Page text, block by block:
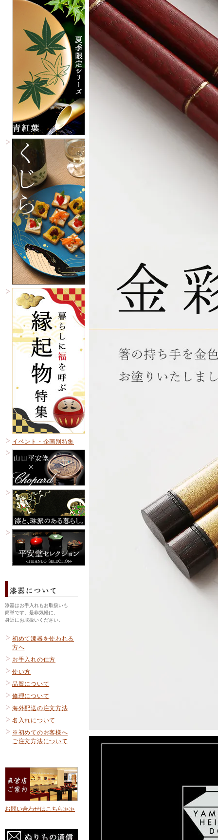
イベント・企画別特集
漆器はお手入れもお取扱いも
簡単です。是非気軽に、
身近にお取扱いください。
初めて漆器を使われる
方へ
お手入れの仕方
使い方
品質について
修理について
海外配送の注文方法
名入れについて
※初めてのお客様へ
ご注文方法について
お問い合わせはこちら≫≫